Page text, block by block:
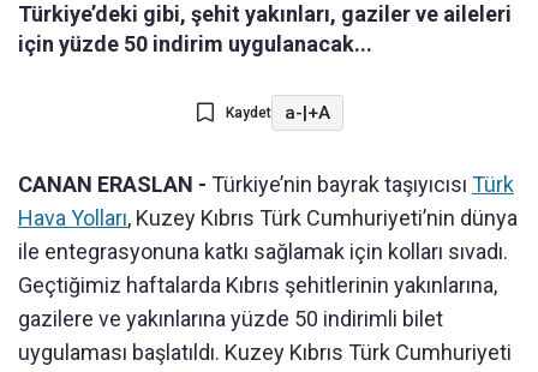
Türkiye’deki gibi, şehit yakınları, gaziler ve aileleri
için yüzde 50 indirim uygulanacak...
Kaydet a-|+A
CANAN ERASLAN - Türkiye’nin bayrak taşıyıcısı Türk
Hava Yolları, Kuzey Kıbrıs Türk Cumhuriyeti’nin dünya
ile entegrasyonuna katkı sağlamak için kolları sıvadı.
Geçtiğimiz haftalarda Kıbrıs şehitlerinin yakınlarına,
gazilere ve yakınlarına yüzde 50 indirimli bilet
uygulaması başlatıldı. Kuzey Kıbrıs Türk Cumhuriyeti